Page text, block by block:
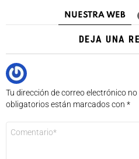
NUESTRA WEB
DEJA UNA
Tu dirección de correo electrónico
obligatorios están marcados con *